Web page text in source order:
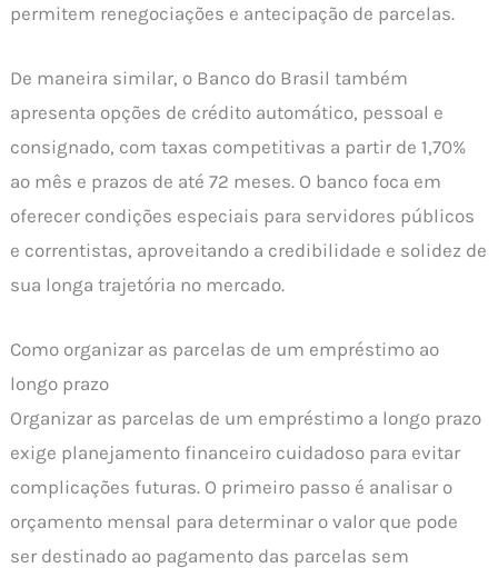
permitem renegociações e antecipação de parcelas.
De maneira similar, o Banco do Brasil também
apresenta opções de crédito automático, pessoal e
consignado, com taxas competitivas a partir de 1,70%
ao mês e prazos de até 72 meses. O banco foca em
oferecer condições especiais para servidores públicos
e correntistas, aproveitando a credibilidade e solidez de
sua longa trajetória no mercado.
Como organizar as parcelas de um empréstimo ao
longo prazo
Organizar as parcelas de um empréstimo a longo prazo
exige planejamento financeiro cuidadoso para evitar
complicações futuras. O primeiro passo é analisar o
orçamento mensal para determinar o valor que pode
ser destinado ao pagamento das parcelas sem